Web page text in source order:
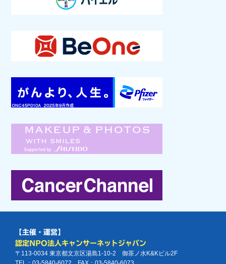
【主催・運営】
認定NPO法人キャンサーネットジャパン
〒113-0034 東京都文京区湯島1-10-2 御茶ノ水K&Kビル2F